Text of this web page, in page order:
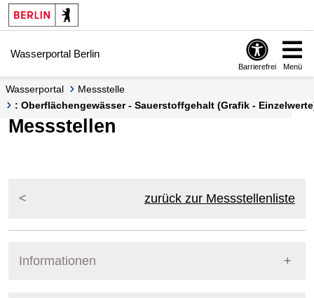
Springe zur Navigation
Springe zum Inhalt
Wasserportal Berlin
Barrierefrei Menü
Wasserportal
Messstelle
: Oberflächengewässer - Sauerstoffgehalt (Grafik -
Messstellen
zurück zur Messstellenliste
Informationen